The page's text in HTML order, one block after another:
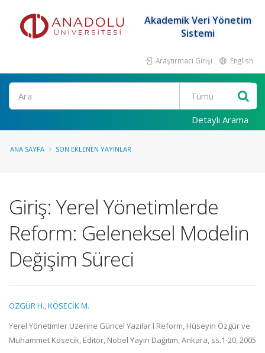
Akademik Veri Yönetim
Sistemi
Araştırmacı Girişi English
Ara
Detaylı Arama
ANA SAYFA SON EKLENEN YAYINLAR
Giriş: Yerel Yönetimlerde
Reform: Geleneksel Modelin
Değişim Süreci
ÖZGÜR H.,KÖSECİK M.
Yerel Yönetimler Üzerine Güncel Yazılar I Reform, Hüseyin Özgür ve
Muhammet Kösecik, Editör, Nobel Yayın Dağıtım, Ankara, ss.1-20, 2005